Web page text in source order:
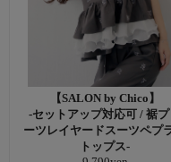
【SALON by Chico】
-セットアップ対応可 / 裾プ
ーツレイヤードスーツペプ
トップス-